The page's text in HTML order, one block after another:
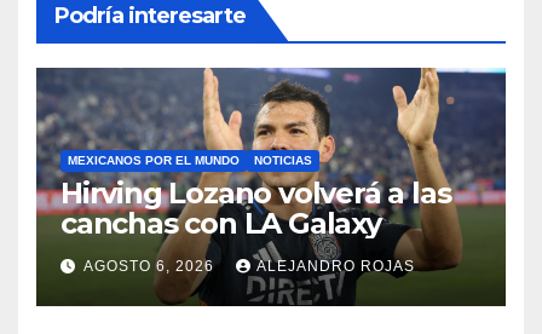
Podría interesarte
MEXICANOS POR EL MUNDO NOTICIAS
Hirving Lozano volverá a las
canchas con LA Galaxy
AGOSTO 6, 2026 ALEJANDRO ROJAS